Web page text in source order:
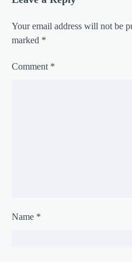
Your email address will not be
marked *
Comment *
Name *